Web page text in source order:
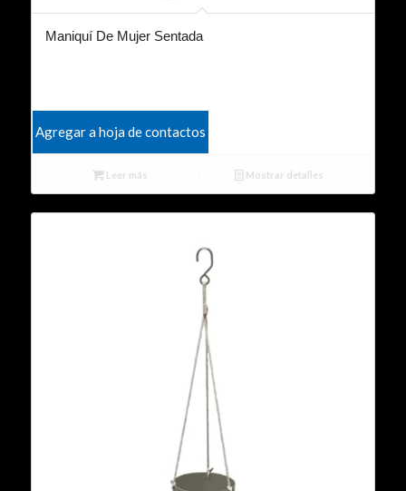
Maniquí De Mujer Sentada
Agregar a hoja de contactos
Leer más Mostrar detalles